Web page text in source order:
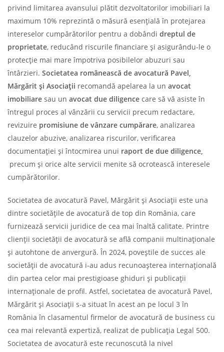
privind limitarea avansului plătit dezvoltatorilor imobiliari la
maximum 10% reprezintă o măsură esențială în protejarea
intereselor cumpărătorilor pentru a dobândi dreptul de
proprietate, reducând riscurile financiare și asigurându-le o
protecție mai mare împotriva posibilelor abuzuri sau
întârzieri. Societatea românească de avocatură Pavel,
Mărgărit și Asociații recomandă apelarea la un avocat
imobiliare sau un avocat due diligence care să vă asiste în
întregul proces al vânzării cu servicii precum redactare,
revizuire promisiune de vânzare cumpărare, analizarea
clauzelor abuzive, analizarea riscurilor, verificarea
documentației și întocmirea unui raport de due diligence,
precum și orice alte servicii menite să ocrotească interesele
cumpărătorilor.
Societatea de avocatură Pavel, Mărgărit și Asociații este una
dintre societățile de avocatură de top din România, care
furnizează servicii juridice de cea mai înaltă calitate. Printre
clienții societății de avocatură se află companii multinaționale
și autohtone de anvergură. În 2024, poveștile de succes ale
societății de avocatură i-au adus recunoașterea internațională
din partea celor mai prestigioase ghiduri și publicații
internaționale de profil. Astfel, societatea de avocatură Pavel,
Mărgărit și Asociații s-a situat în acest an pe locul 3 în
România în clasamentul firmelor de avocatură de business cu
cea mai relevantă expertiză, realizat de publicația Legal 500.
Societatea de avocatură este recunoscută la nivel